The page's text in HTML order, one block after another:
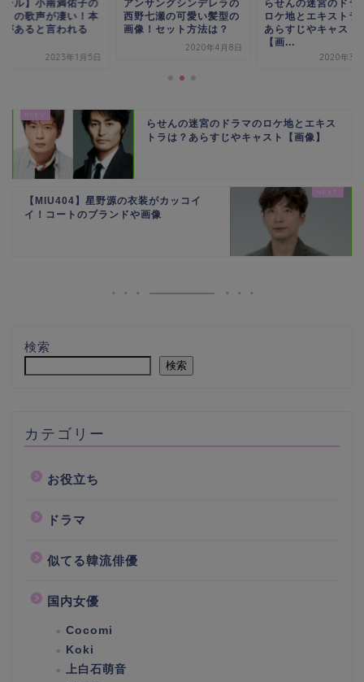
サングシンデレラの
七瀬の可愛い髪型の
！セット方法は？
らせんの迷宮のドラマの
ロケ地とエキストラは？
あらすじやキャスト
【エール】小南満佑
オペラの歌声が凄い
物感があると言われ
動...
2023年1
らせんの迷宮のドラマのロケ地とエキス
トラは？あらすじやキャスト【画像】
【MIU404】星野源の衣装がカッコイ
イ！コートのブランドや画像
検索
検索
カテゴリー
お役立ち
ドラマ
似てる韓流俳優
国内女優
Cocomi
Koki
上白石萌音